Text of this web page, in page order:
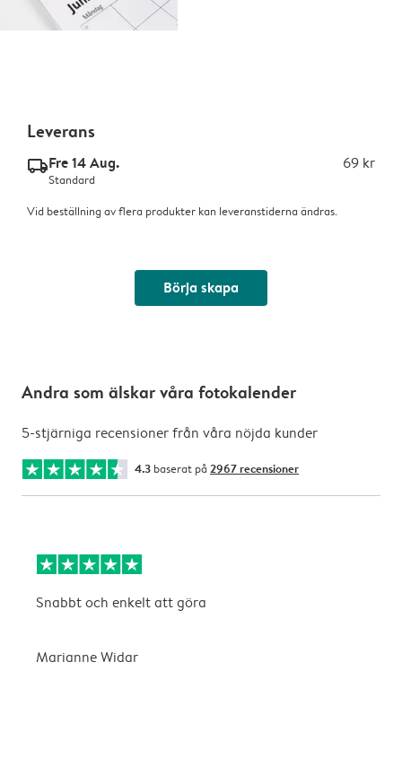
Leverans
delivery_standard_v2Fre 14 Aug. 69 kr
Standard
Vid beställning av flera produkter kan leveranstiderna ändras.
Börja skapa
Andra som älskar våra fotokalender
5-stjärniga recensioner från våra nöjda kunder
4.3 baserat på 2967 recensioner
Snabbt och enkelt att göra
Marianne Widar